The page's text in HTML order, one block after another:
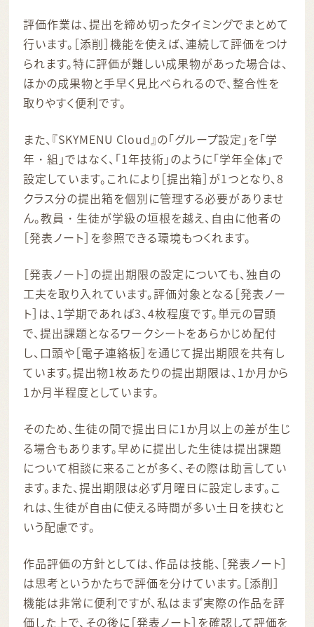
評価作業は、提出を締め切ったタイミングでまとめて
行います。［添削］機能を使えば、連続して評価をつけ
られます。特に評価が難しい成果物があった場合は、
ほかの成果物と手早く見比べられるので、整合性を
取りやすく便利です。
また、『SKYMENU Cloud』の「グループ設定」を「学
年・組」ではなく、「1年技術」のように「学年全体」で
設定しています。これにより［提出箱］が1つとなり、8
クラス分の提出箱を個別に管理する必要がありませ
ん。教員・生徒が学級の垣根を越え、自由に他者の
［発表ノート］を参照できる環境もつくれます。
［発表ノート］の提出期限の設定についても、独自の
工夫を取り入れています。評価対象となる［発表ノー
ト］は、1学期であれば3、4枚程度です。単元の冒頭
で、提出課題となるワークシートをあらかじめ配付
し、口頭や［電子連絡板］を通じて提出期限を共有し
ています。提出物1枚あたりの提出期限は、1か月から
1か月半程度としています。
そのため、生徒の間で提出日に1か月以上の差が生じ
る場合もあります。早めに提出した生徒は提出課題
について相談に来ることが多く、その際は助言してい
ます。また、提出期限は必ず月曜日に設定します。こ
れは、生徒が自由に使える時間が多い土日を挟むと
いう配慮です。
作品評価の方針としては、作品は技能、［発表ノート］
は思考というかたちで評価を分けています。［添削］
機能は非常に便利ですが、私はまず実際の作品を評
価した上で、その後に［発表ノート］を確認して評価を